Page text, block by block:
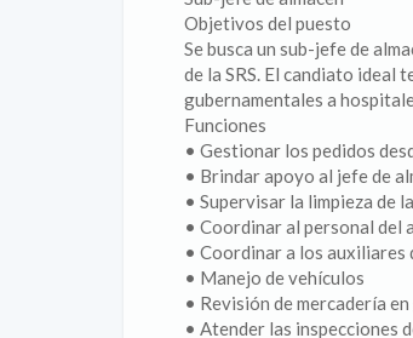
Objetivos del puesto
Se busca un sub-jefe de
de la SRS. El candiato
gubernamentales a
Funciones
• Gestionar los pedidos
• Brindar apoyo al jefe de
• Supervisar la limpieza de
• Coordinar al personal del
• Coordinar a los auxiliares
• Manejo de vehículos
• Revisión de mercadería
• Atender las inspecciones